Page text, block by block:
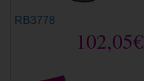
RB3778
102,05€